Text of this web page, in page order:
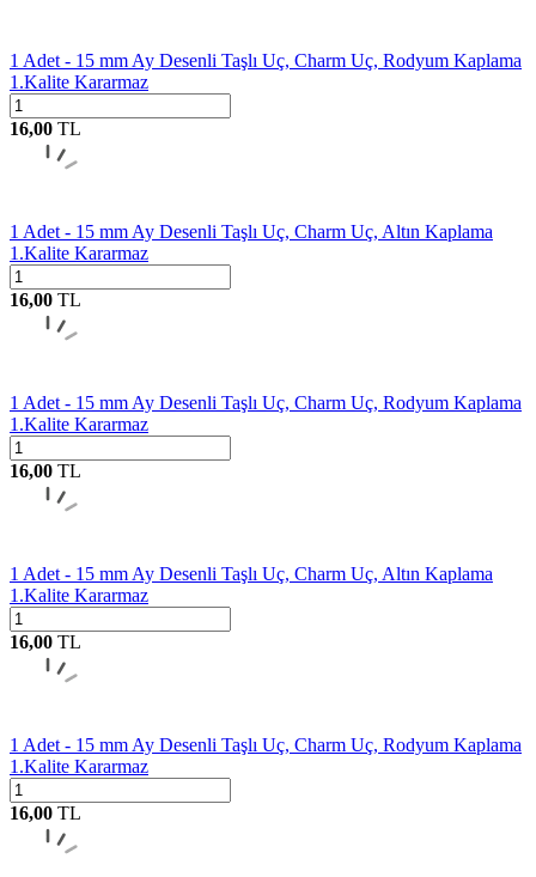
1 Adet - 15 mm Ay Desenli Taşlı Uç, Charm Uç, Rodyum Kaplama
1.Kalite Kararmaz
16,00 TL
1 Adet - 15 mm Ay Desenli Taşlı Uç, Charm Uç, Altın Kaplama
1.Kalite Kararmaz
16,00 TL
1 Adet - 15 mm Ay Desenli Taşlı Uç, Charm Uç, Rodyum Kaplama
1.Kalite Kararmaz
16,00 TL
1 Adet - 15 mm Ay Desenli Taşlı Uç, Charm Uç, Altın Kaplama
1.Kalite Kararmaz
16,00 TL
1 Adet - 15 mm Ay Desenli Taşlı Uç, Charm Uç, Rodyum Kaplama
1.Kalite Kararmaz
16,00 TL